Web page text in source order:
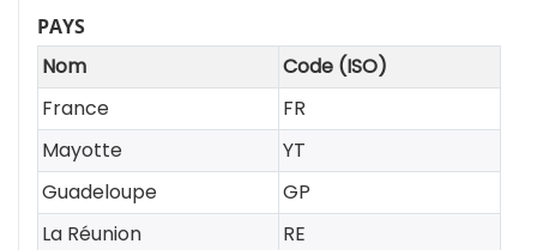
PAYS
Nom
Code (ISO)
France
FR
Mayotte
YT
Guadeloupe
GP
La Réunion
RE